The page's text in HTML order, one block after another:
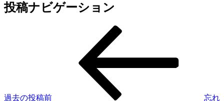
投稿ナビゲーション
過去の投稿前 忘れ